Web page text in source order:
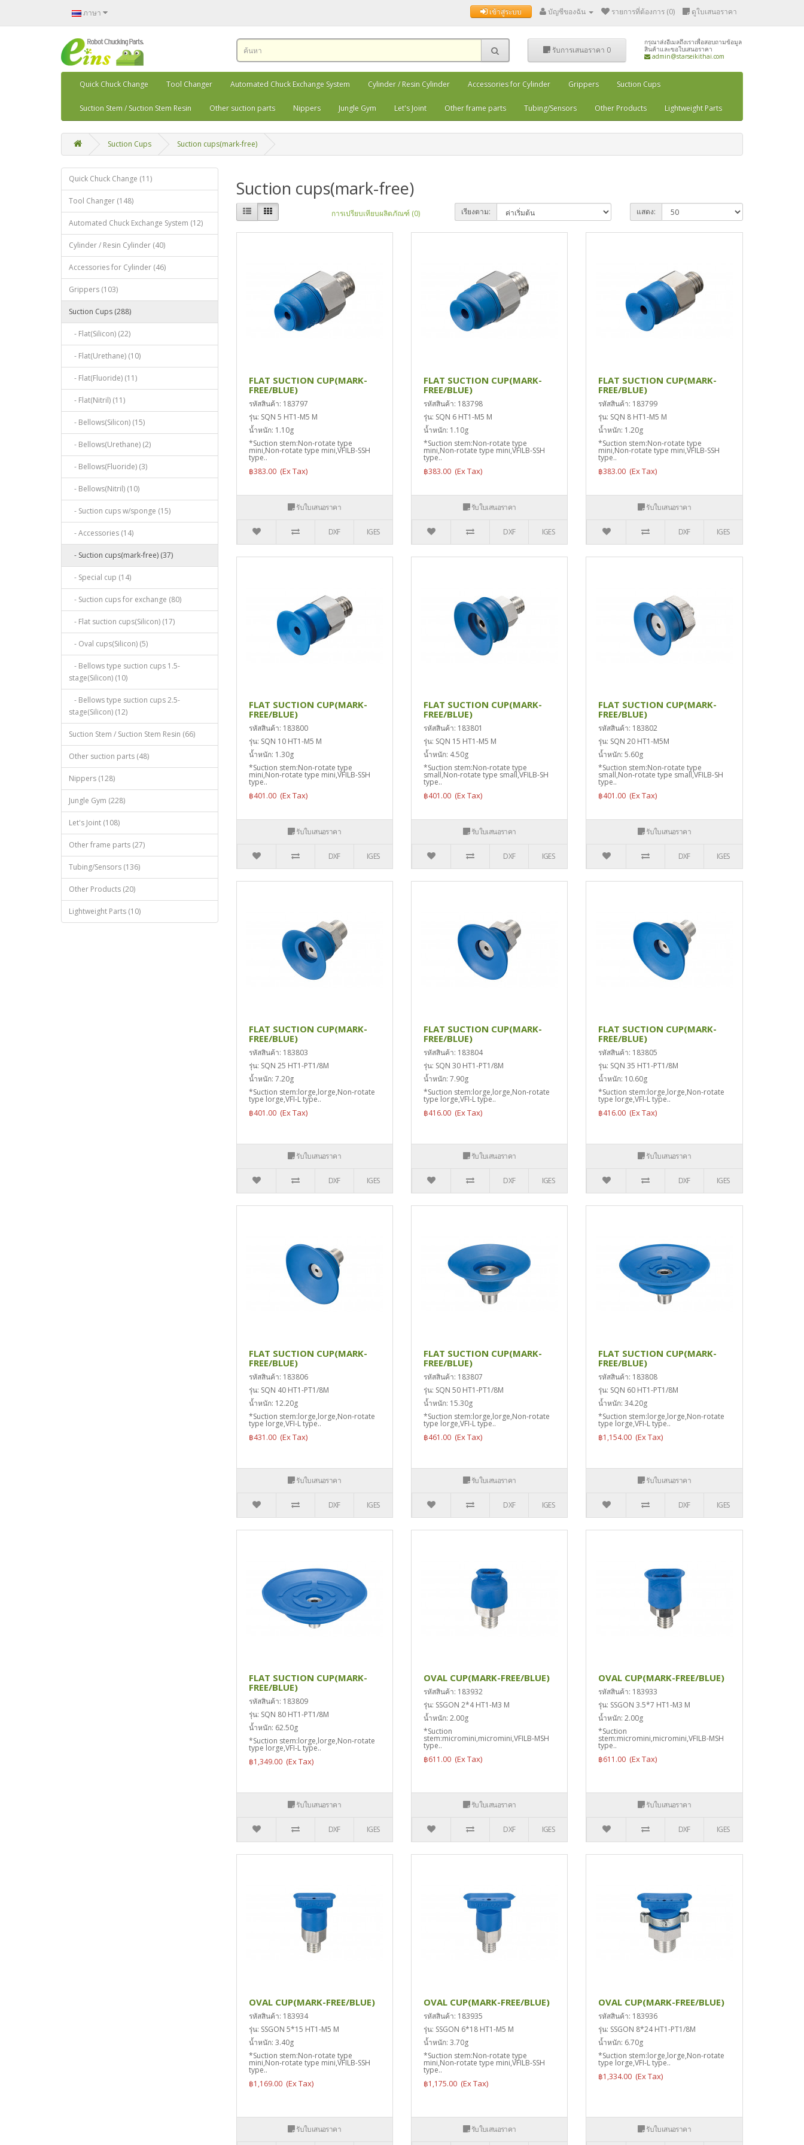
ภาษา เข้าสู่ระบบ บัญชีของฉัน รายการที่ต้องการ (0) ดูใบเสนอราคา
รับการเสนอราคา 0
กรุณาส่งอีเมลถึงเราเพื่อสอบถามข้อมูล
สินค้าและขอใบเสนอราคา
admin@starseikithai.com
Quick Chuck Change Tool Changer Automated Chuck Exchange System Cylinder / Resin Cylinder Accessories for Cylinder Grippers Suction Cups
Suction Stem / Suction Stem Resin Other suction parts Nippers Jungle Gym Let's Joint Other frame parts Tubing/Sensors Other Products Lightweight Parts
Suction Cups Suction cups(mark-free)
Quick Chuck Change (11)
Tool Changer (148)
Automated Chuck Exchange System (12)
Cylinder / Resin Cylinder (40)
Accessories for Cylinder (46)
Grippers (103)
Suction Cups (288)
- Flat(Silicon) (22)
- Flat(Urethane) (10)
- Flat(Fluoride) (11)
- Flat(Nitril) (11)
- Bellows(Silicon) (15)
- Bellows(Urethane) (2)
- Bellows(Fluoride) (3)
- Bellows(Nitril) (10)
- Suction cups w/sponge (15)
- Accessories (14)
- Suction cups(mark-free) (37)
- Special cup (14)
- Suction cups for exchange (80)
- Flat suction cups(Silicon) (17)
- Oval cups(Silicon) (5)
- Bellows type suction cups 1.5-
stage(Silicon) (10)
- Bellows type suction cups 2.5-
stage(Silicon) (12)
Suction Stem / Suction Stem Resin (66)
Other suction parts (48)
Nippers (128)
Jungle Gym (228)
Let's Joint (108)
Other frame parts (27)
Tubing/Sensors (136)
Other Products (20)
Lightweight Parts (10)
Suction cups(mark-free)
การเปรียบเทียบผลิตภัณฑ์ (0) เรียงตาม: แสดง:
FLAT SUCTION CUP(MARK-
FREE/BLUE)
รหัสสินค้า: 183797
รุ่น: SQN 5 HT1-M5 M
น้ำหนัก: 1.10g
*Suction stem:Non-rotate type
mini,Non-rotate type mini,VFILB-SSH
type..
฿383.00
รับใบเสนอราคา
DXF IGES
FLAT SUCTION CUP(MARK-
FREE/BLUE)
รหัสสินค้า: 183798
รุ่น: SQN 6 HT1-M5 M
น้ำหนัก: 1.10g
*Suction stem:Non-rotate type
mini,Non-rotate type mini,VFILB-SSH
type..
฿383.00
รับใบเสนอราคา
DXF IGES
FLAT SUCTION CUP(MARK-
FREE/BLUE)
รหัสสินค้า: 183799
รุ่น: SQN 8 HT1-M5 M
น้ำหนัก: 1.20g
*Suction stem:Non-rotate type
mini,Non-rotate type mini,VFILB-SSH
type..
฿383.00
รับใบเสนอราคา
DXF IGES
FLAT SUCTION CUP(MARK-
FREE/BLUE)
รหัสสินค้า: 183800
รุ่น: SQN 10 HT1-M5 M
น้ำหนัก: 1.30g
*Suction stem:Non-rotate type
mini,Non-rotate type mini,VFILB-SSH
type..
฿401.00
รับใบเสนอราคา
DXF IGES
FLAT SUCTION CUP(MARK-
FREE/BLUE)
รหัสสินค้า: 183801
รุ่น: SQN 15 HT1-M5 M
น้ำหนัก: 4.50g
*Suction stem:Non-rotate type
small,Non-rotate type small,VFILB-SH
type..
฿401.00
รับใบเสนอราคา
DXF IGES
FLAT SUCTION CUP(MARK-
FREE/BLUE)
รหัสสินค้า: 183802
รุ่น: SQN 20 HT1-M5M
น้ำหนัก: 5.60g
*Suction stem:Non-rotate type
small,Non-rotate type small,VFILB-SH
type..
฿401.00
รับใบเสนอราคา
DXF IGES
FLAT SUCTION CUP(MARK-
FREE/BLUE)
รหัสสินค้า: 183803
รุ่น: SQN 25 HT1-PT1/8M
น้ำหนัก: 7.20g
*Suction stem:lorge,lorge,Non-rotate
type lorge,VFI-L type..
฿401.00
รับใบเสนอราคา
DXF IGES
FLAT SUCTION CUP(MARK-
FREE/BLUE)
รหัสสินค้า: 183804
รุ่น: SQN 30 HT1-PT1/8M
น้ำหนัก: 7.90g
*Suction stem:lorge,lorge,Non-rotate
type lorge,VFI-L type..
฿416.00
รับใบเสนอราคา
DXF IGES
FLAT SUCTION CUP(MARK-
FREE/BLUE)
รหัสสินค้า: 183805
รุ่น: SQN 35 HT1-PT1/8M
น้ำหนัก: 10.60g
*Suction stem:lorge,lorge,Non-rotate
type lorge,VFI-L type..
฿416.00
รับใบเสนอราคา
DXF IGES
FLAT SUCTION CUP(MARK-
FREE/BLUE)
รหัสสินค้า: 183806
รุ่น: SQN 40 HT1-PT1/8M
น้ำหนัก: 12.20g
*Suction stem:lorge,lorge,Non-rotate
type lorge,VFI-L type..
฿431.00
รับใบเสนอราคา
DXF IGES
FLAT SUCTION CUP(MARK-
FREE/BLUE)
รหัสสินค้า: 183807
รุ่น: SQN 50 HT1-PT1/8M
น้ำหนัก: 15.30g
*Suction stem:lorge,lorge,Non-rotate
type lorge,VFI-L type..
฿461.00
รับใบเสนอราคา
DXF IGES
FLAT SUCTION CUP(MARK-
FREE/BLUE)
รหัสสินค้า: 183808
รุ่น: SQN 60 HT1-PT1/8M
น้ำหนัก: 34.20g
*Suction stem:lorge,lorge,Non-rotate
type lorge,VFI-L type..
฿1,154.00
รับใบเสนอราคา
DXF IGES
FLAT SUCTION CUP(MARK-
FREE/BLUE)
รหัสสินค้า: 183809
รุ่น: SQN 80 HT1-PT1/8M
น้ำหนัก: 62.50g
*Suction stem:lorge,lorge,Non-rotate
type lorge,VFI-L type..
฿1,349.00
รับใบเสนอราคา
DXF IGES
OVAL CUP(MARK-FREE/BLUE)
รหัสสินค้า: 183932
รุ่น: SSGON 2*4 HT1-M3 M
น้ำหนัก: 2.00g
*Suction
stem:micromini,micromini,VFILB-MSH
type..
฿611.00
รับใบเสนอราคา
DXF IGES
OVAL CUP(MARK-FREE/BLUE)
รหัสสินค้า: 183933
รุ่น: SSGON 3.5*7 HT1-M3 M
น้ำหนัก: 2.00g
*Suction
stem:micromini,micromini,VFILB-MSH
type..
฿611.00
รับใบเสนอราคา
DXF IGES
OVAL CUP(MARK-FREE/BLUE)
รหัสสินค้า: 183934
รุ่น: SSGON 5*15 HT1-M5 M
น้ำหนัก: 3.40g
*Suction stem:Non-rotate type
mini,Non-rotate type mini,VFILB-SSH
type..
฿1,169.00
รับใบเสนอราคา
OVAL CUP(MARK-FREE/BLUE)
รหัสสินค้า: 183935
รุ่น: SSGON 6*18 HT1-M5 M
น้ำหนัก: 3.70g
*Suction stem:Non-rotate type
mini,Non-rotate type mini,VFILB-SSH
type..
฿1,175.00
รับใบเสนอราคา
OVAL CUP(MARK-FREE/BLUE)
รหัสสินค้า: 183936
รุ่น: SSGON 8*24 HT1-PT1/8M
น้ำหนัก: 6.70g
*Suction stem:lorge,lorge,Non-rotate
type lorge,VFI-L type..
฿1,334.00
รับใบเสนอราคา